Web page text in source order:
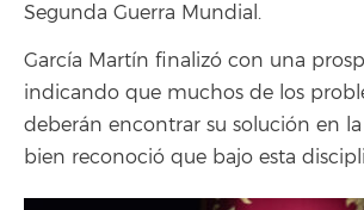
Segunda Guerra Mundial.
García Martín finalizó con una
indicando que muchos de los
deberán encontrar su solución en
bien reconoció que bajo esta